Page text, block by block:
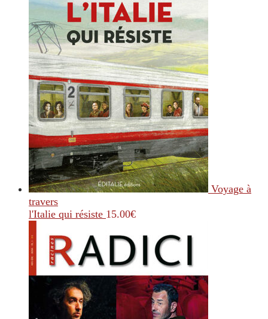
Voyage à
travers
l'Italie qui résiste 15.00€